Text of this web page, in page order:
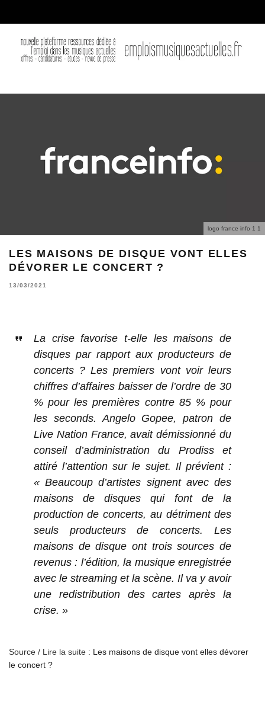
logo france info 1 1
LES MAISONS DE DISQUE VONT ELLES
DÉVORER LE CONCERT ?
13/03/2021
La crise favorise t-elle les maisons de
disques par rapport aux producteurs de
concerts ? Les premiers vont voir leurs
chiffres d’affaires baisser de l’ordre de 30
% pour les premières contre 85 % pour
les seconds. Angelo Gopee, patron de
Live Nation France, avait démissionné du
conseil d’administration du Prodiss et
attiré l’attention sur le sujet. Il prévient :
« Beaucoup d’artistes signent avec des
maisons de disques qui font de la
production de concerts, au détriment des
seuls producteurs de concerts. Les
maisons de disque ont trois sources de
revenus : l’édition, la musique enregistrée
avec le streaming et la scène. Il va y avoir
une redistribution des cartes après la
crise. »
Source / Lire la suite : Les maisons de disque vont elles dévorer
le concert ?